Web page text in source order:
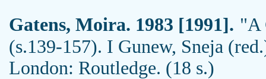
Gatens, Moira. 1983 [1991]. "A
(s.139-157). I Gunew, Sneja
London: Routledge. (18 s.)